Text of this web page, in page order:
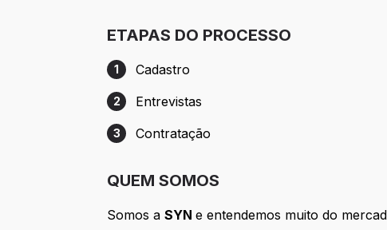
ETAPAS DO PROCESSO
Etapa 1: Cadastro
1 Cadastro
Etapa 2: Entrevistas
2 Entrevistas
Etapa 3: Contratação
3 Contratação
QUEM SOMOS
Somos aSYNe entendemos muito do